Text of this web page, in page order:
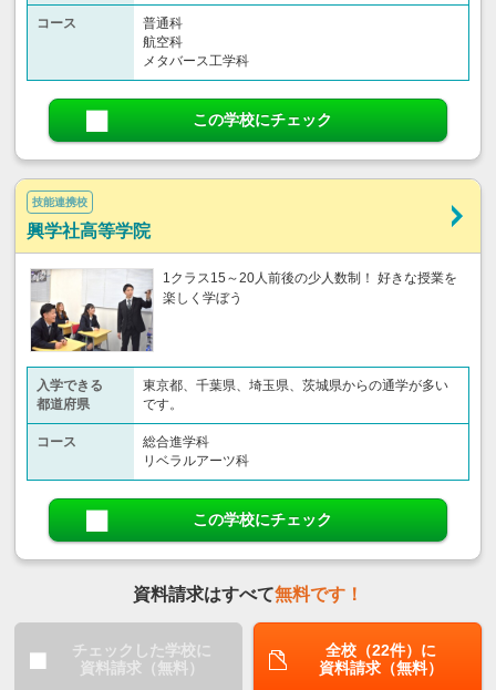
コース
普通科
航空科
メタバース工学科
この学校にチェック
技能連携校
興学社高等学院
1クラス15～20人前後の少人数制！ 好きな授業を
楽しく学ぼう
入学できる
都道府県
東京都、千葉県、埼玉県、茨城県からの通学が多い
です。
コース
総合進学科
リベラルアーツ科
この学校にチェック
資料請求はすべて無料です！
チェックした学校に
資料請求（無料）
全校（22件）に
資料請求（無料）